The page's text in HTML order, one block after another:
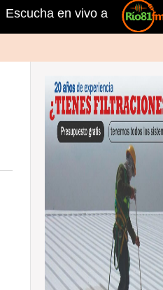
circunscripción 1-USA
Escucha en vivo a